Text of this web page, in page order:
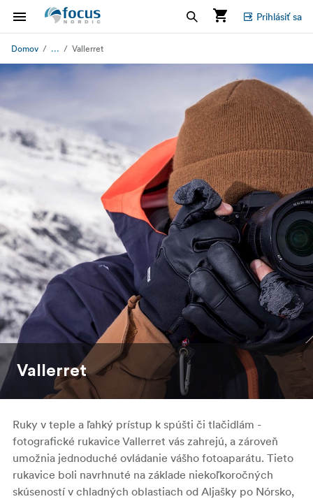
Prihlásiť sa
Domov ... Vallerret
Vallerret
Ruky v teple a ľahký prístup k spúšti či tlačidlám -
fotografické rukavice Vallerret vás zahrejú, a zároveň
umožnia jednoduché ovládanie vášho fotoaparátu. Tieto
rukavice boli navrhnuté na základe niekoľkoročných
skúseností v chladných oblastiach od Aljašky po Nórsko,